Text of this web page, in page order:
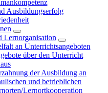
Ausbildungserfolg
Lernorganisation
an Unterrichtsangeboten
über den Unterricht
der Ausbildung an
und betrieblichen
Lernortkooperation